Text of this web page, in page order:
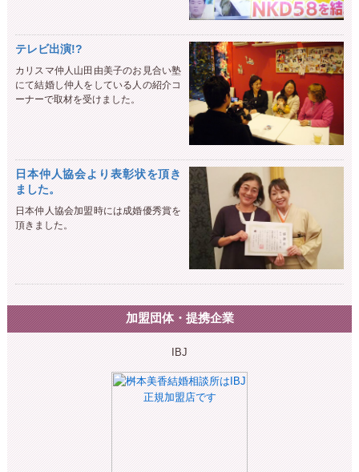
テレビ出演!?
カリスマ仲人山田由美子のお見合い塾
にて結婚し仲人をしている人の紹介コ
ーナーで取材を受けました。
日本仲人協会より表彰状を頂き
ました。
日本仲人協会加盟時には成婚優秀賞を
頂きました。
加盟団体・提携企業
IBJ